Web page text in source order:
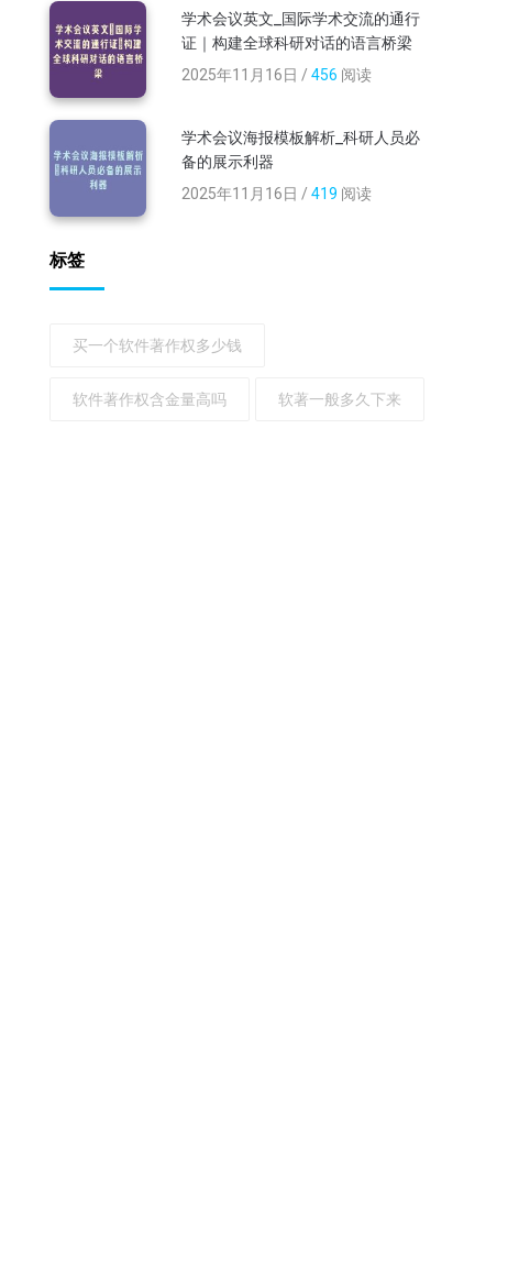
学术会议英文_国际学术交流的通行
证｜构建全球科研对话的语言桥梁
2025年11月16日 / 456 阅读
学术会议海报模板解析_科研人员必
备的展示利器
2025年11月16日 / 419 阅读
标签
买一个软件著作权多少钱
软件著作权含金量高吗 软著一般多久下来